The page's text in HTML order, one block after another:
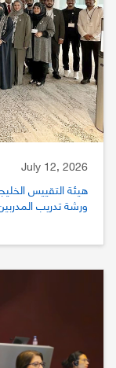
July 12, 2026
ورشة تدريب